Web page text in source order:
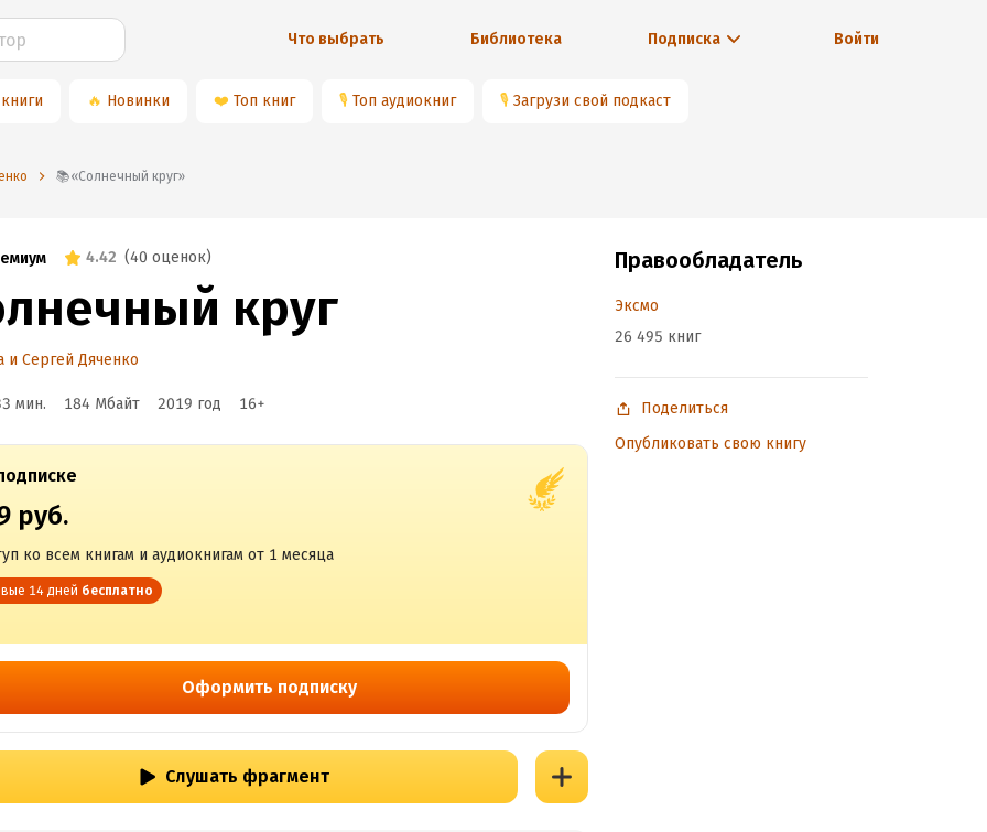
Что выбрать Библиотека Подписка Войти
🔥 Новинки ❤️ Топ книг 🎙 Топ аудиокниг 🎙 Загрузи свой подкаст
📚«Солнечный круг»
4.42 (40 оценок)
круг
и Сергей Дяченко
мин. 184 Мбайт 2019 год 16+
руб.
ко всем книгам и аудиокнигам от 1 месяца
14 дней бесплатно
Оформить подписку
Слушать фрагмент
Правообладатель
Эксмо
26 495 книг
Поделиться
Опубликовать свою книгу